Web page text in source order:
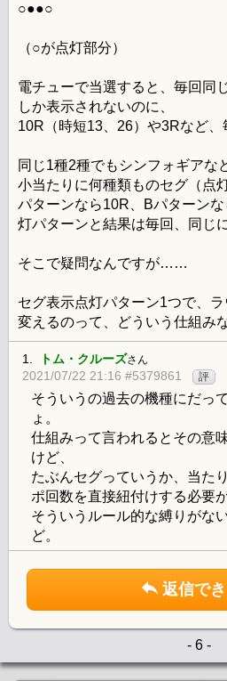
○●●○
（○が点灯部分）
電チューで当選すると、毎回同
しか表示されないのに、
10R（時短13、26）や3Rなど、
同じ1種2種でもシンフォギアな
小当たりに何種類ものセグ（点
パターンなら10R、Bパターン
灯パターンと結果は毎回、同じ
そこで疑問なんですが……
セグ表示点灯パターン1つで、
変えるのって、どういう仕組み
1. トム・クルーズさん
2021/07/22 21:16 #5379861 評
そういうの過去の機種にだっ
ょ。
仕組みって言われるとその意
けど、
たぶんセグっていうか、当た
ポ回数を直接紐付けする必要
そういうルール的な縛りがな
ど。
返信で
- 6 -